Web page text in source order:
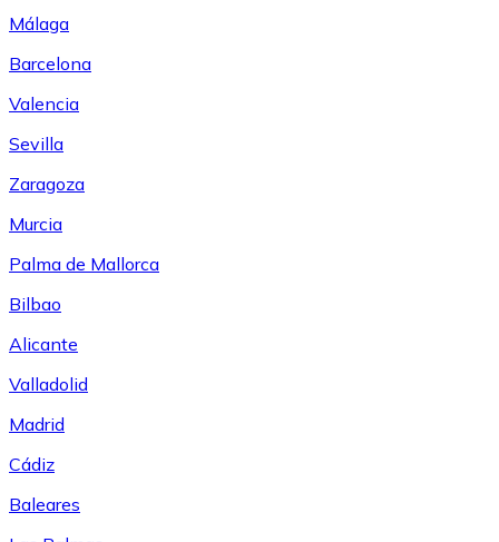
Málaga
Barcelona
Valencia
Sevilla
Zaragoza
Murcia
Palma de Mallorca
Bilbao
Alicante
Valladolid
Madrid
Cádiz
Baleares